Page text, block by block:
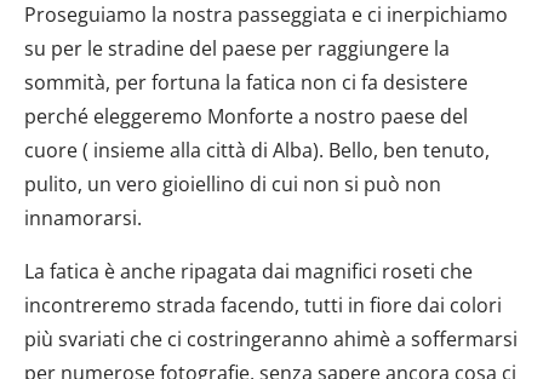
Proseguiamo la nostra passeggiata e ci inerpichiamo
su per le stradine del paese per raggiungere la
sommità, per fortuna la fatica non ci fa desistere
perché eleggeremo Monforte a nostro paese del
cuore ( insieme alla città di Alba). Bello, ben tenuto,
pulito, un vero gioiellino di cui non si può non
innamorarsi.
La fatica è anche ripagata dai magnifici roseti che
incontreremo strada facendo, tutti in fiore dai colori
più svariati che ci costringeranno ahimè a soffermarsi
per numerose fotografie, senza sapere ancora cosa ci